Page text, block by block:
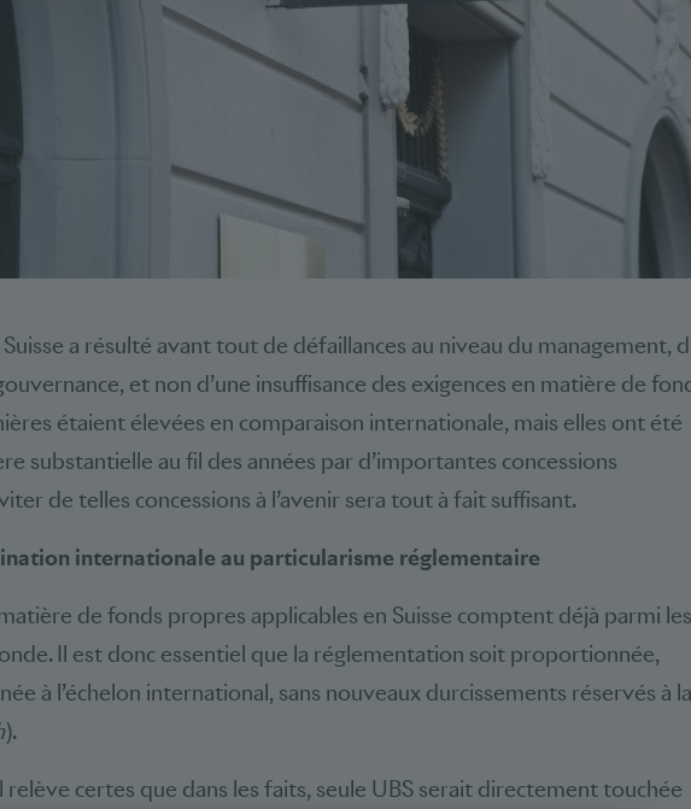
a résulté avant tout de défaillances au niveau du management,
et non d’une insuffisance des exigences en matière de
étaient élevées en comparaison internationale, mais elles ont été
substantielle au fil des années par d’importantes concessions
de telles concessions à l’avenir sera tout à fait suffisant.
internationale au particularisme réglementaire
de fonds propres applicables en Suisse comptent déjà parmi les
Il est donc essentiel que la réglementation soit proportionnée,
à l’échelon international, sans nouveaux durcissements réservés à la
).
relève certes que dans les faits, seule UBS serait directement touchée